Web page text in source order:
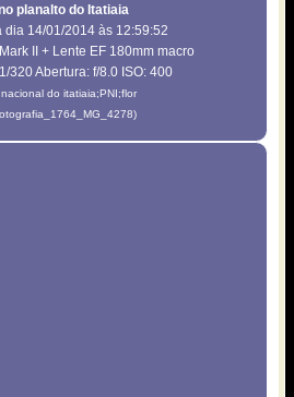
planalto do Itatiaia
dia 14/01/2014 às 12:59:52
II + Lente EF 180mm macro
320 Abertura: f/8.0 ISO: 400
do itatiaia;PNI;flor